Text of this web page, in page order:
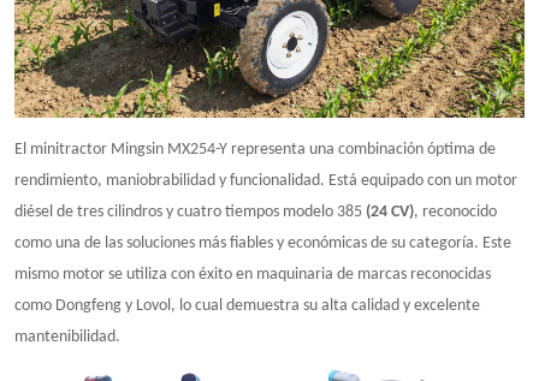
El minitractor Mingsin MX254-Y representa una combinación óptima de
rendimiento, maniobrabilidad y funcionalidad. Está equipado con un motor
diésel de tres cilindros y cuatro tiempos modelo 385 (24 CV), reconocido
como una de las soluciones más fiables y económicas de su categoría. Este
mismo motor se utiliza con éxito en maquinaria de marcas reconocidas
como Dongfeng y Lovol, lo cual demuestra su alta calidad y excelente
mantenibilidad.